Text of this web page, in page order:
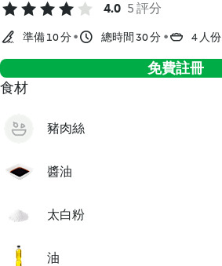
4.0 5 評分
準備 10 分 總時間 30 分 4 人份
免費註冊
食材
豬肉絲
醬油
太白粉
油